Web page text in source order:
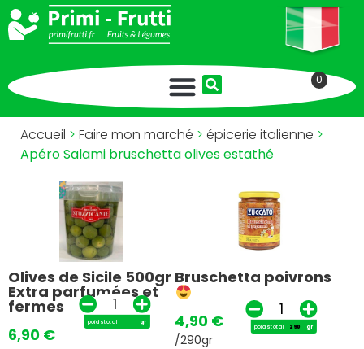
0
Accueil > Faire mon marché > épicerie italienne >
Apéro Salami bruschetta olives estathé
Olives de Sicile 500gr
Extra parfumées et
fermes
6,90 €
poids total gr
Bruschetta poivrons
4,90 €
/290gr
poids total gr